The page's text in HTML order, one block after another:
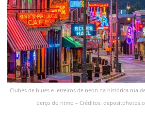
Clubes de blues e letreiros de neon na histórica rua
berço do ritmo – Créditos: